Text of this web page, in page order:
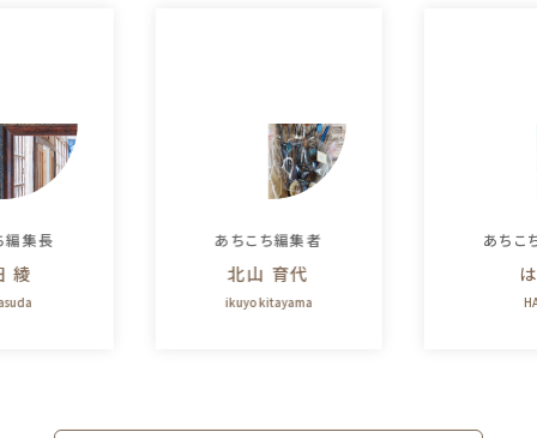
編集長
綾
あちこち編集者
北山 育代
ikuyo kitayama
あちこ